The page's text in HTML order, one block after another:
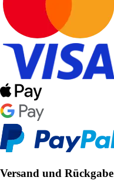
Versand und Rückgabe